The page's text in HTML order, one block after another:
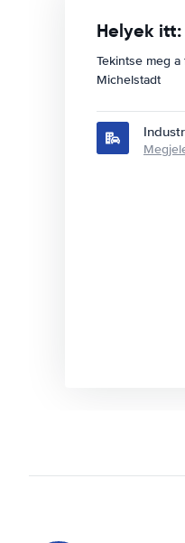
Helyek
Tekintse meg
Michelstadt